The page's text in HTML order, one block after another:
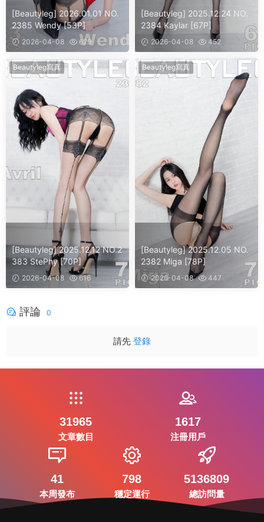
[Beautyleg] 2026.01.01 NO.
2385 Wendy [53P]
2026-04-08 629
[Beautyleg] 2025.12.24 NO.
2384 Kaylar [67P]
2026-04-08 452
Beautyleg寫真
[Beautyleg] 2025.12.12 NO.2
383 StePhy [70P]
2026-04-08 616
Beautyleg寫真
[Beautyleg] 2025.12.05 NO.
2382 Miga [78P]
2026-04-08 447
評論 0
請先 登錄
31965
文章數目
1617
注冊用戶
41
本周發布
798
穩定運行
5136809
總訪問量